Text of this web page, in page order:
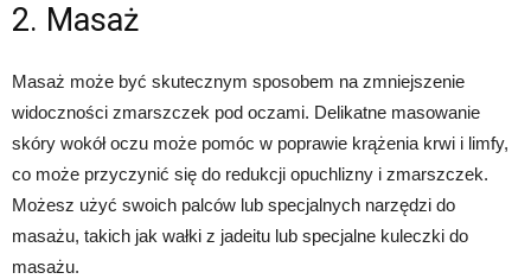
2. Masaż
Masaż może być skutecznym sposobem na zmniejszenie
widoczności zmarszczek pod oczami. Delikatne masowanie
skóry wokół oczu może pomóc w poprawie krążenia krwi i limfy,
co może przyczynić się do redukcji opuchlizny i zmarszczek.
Możesz użyć swoich palców lub specjalnych narzędzi do
masażu, takich jak wałki z jadeitu lub specjalne kuleczki do
masażu.